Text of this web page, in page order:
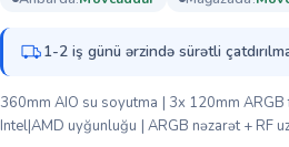
1-2 iş günü ərzində sürətli
360mm AIO su soyutma | 3x 120mm
Intel|AMD uyğunluğu | ARGB nəzarət + RF